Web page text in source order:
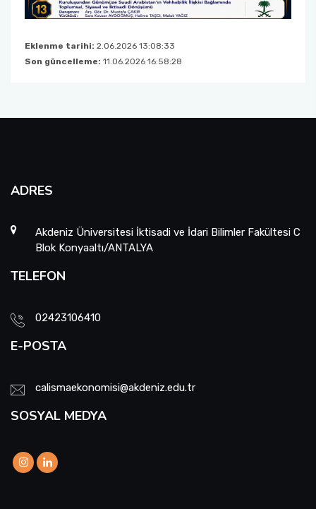
Eklenme tarihi: 2.06.2026 13:08:33
Son güncelleme: 11.06.2026 16:58:28
ADRES
Akdeniz Üniversitesi İktisadi ve İdari Bilimler Fakültesi C
Blok Konyaaltı/ANTALYA
TELEFON
02423106410
E-POSTA
calismaekonomisi@akdeniz.edu.tr
SOSYAL MEDYA